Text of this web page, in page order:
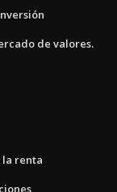
de valores.
la renta